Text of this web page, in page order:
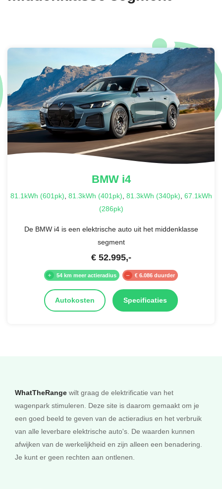
BMWi4
81.1kWh (601pk), 81.3kWh (401pk), 81.3kWh (340pk), 67.1kWh
(286pk)
De BMW i4 is een elektrische auto uit het middenklasse
segment
€ 52.995,-
54 km meer actieradius € 6.086 duurder
Autokosten Specificaties
WhatTheRange wilt graag de elektrificatie van het
wagenpark stimuleren. Deze site is daarom gemaakt om je
een goed beeld te geven van de actieradius en het verbruik
van alle leverbare elektrische auto's. De waarden kunnen
afwijken van de werkelijkheid en zijn alleen een benadering.
Je kunt er geen rechten aan ontlenen.